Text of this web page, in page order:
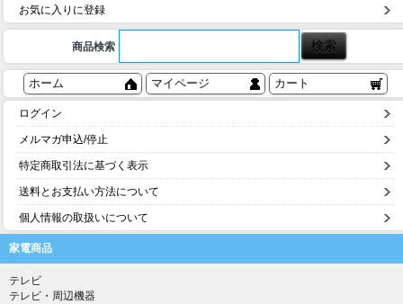
お気に入りに登録
商品検索
ホーム マイページ カート
ログイン
メルマガ申込/停止
特定商取引法に基づく表示
送料とお支払い方法について
個人情報の取扱いについて
家電商品
テレビ
テレビ・周辺機器